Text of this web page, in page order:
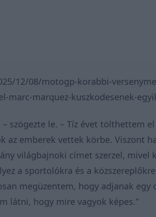
12/08/motogp-korabbi-
marc-marquez-kuszkodesenek-
szögezte le. – Tíz évet tölthettem
az emberek vettek körbe. Viszont
világbajnoki címet szerzel, mivel
a sportolókra és a
megüzentem, hogy adjanak
látni, hogy mire vagyok képes.”